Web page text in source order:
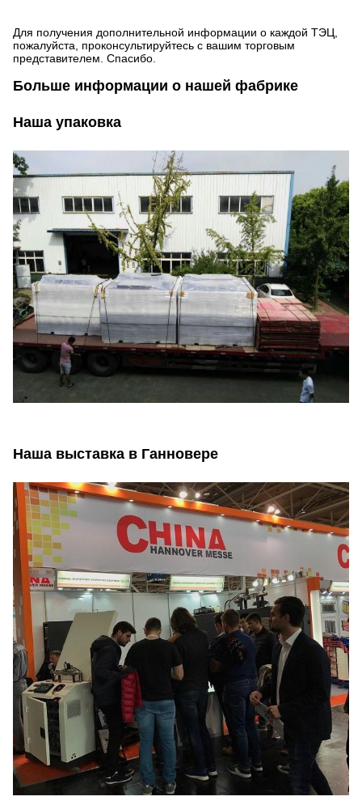
Для получения дополнительной информации о каждой ТЭЦ,
пожалуйста, проконсультируйтесь с вашим торговым
представителем. Спасибо.
Больше информации о нашей фабрике
Наша упаковка
Наша выставка в Ганновере